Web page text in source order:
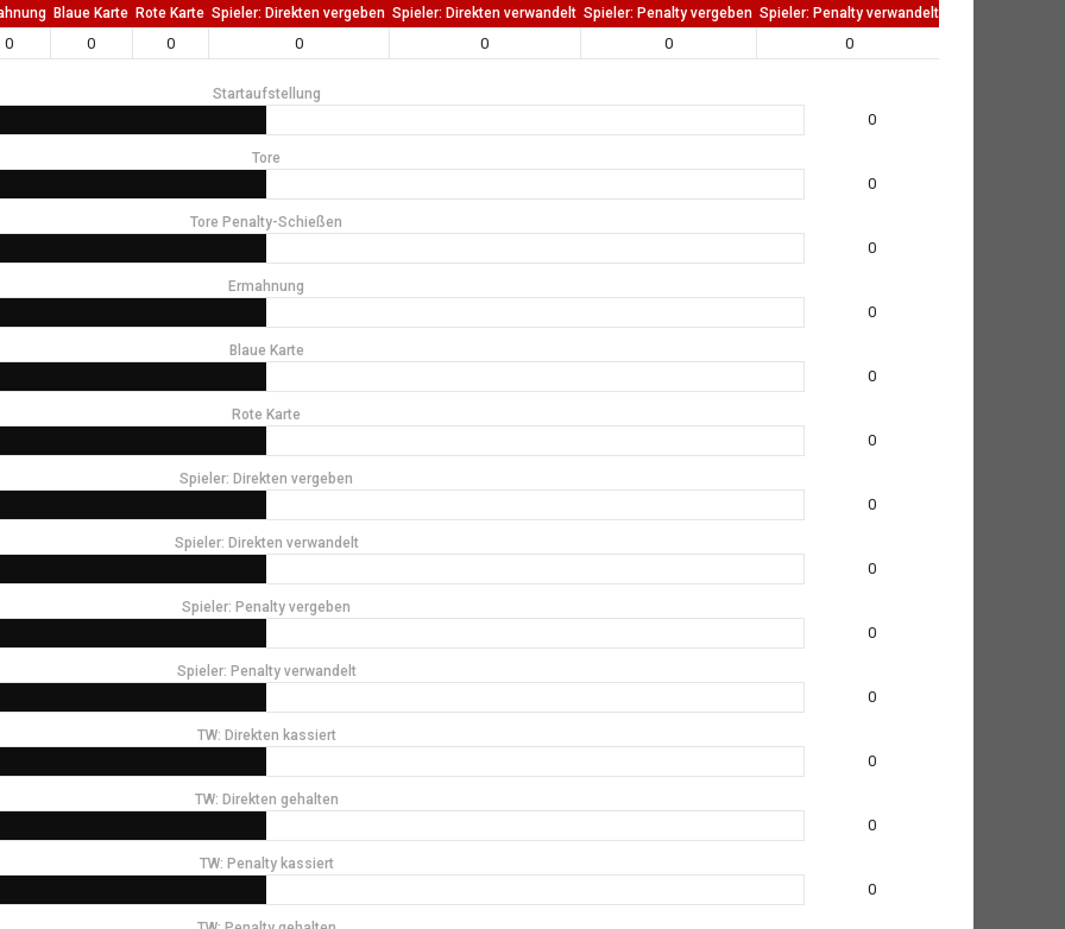
Blaue Karte Rote Karte Spieler: Direkten vergeben Spieler: Direkten verwandelt Spieler: Penalty vergeben Spieler: Penalty verwandelt
0 0 0 0 0 0 0
Startaufstellung
0
Tore
0
Tore Penalty-Schießen
0
Ermahnung
0
Blaue Karte
0
Rote Karte
0
Spieler: Direkten vergeben
0
Spieler: Direkten verwandelt
0
Spieler: Penalty vergeben
0
Spieler: Penalty verwandelt
0
TW: Direkten kassiert
0
TW: Direkten gehalten
0
TW: Penalty kassiert
0